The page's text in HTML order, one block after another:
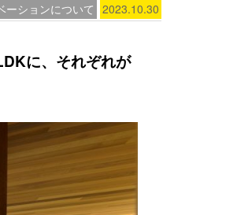
ーションについて 2023.10.30
に、それぞれが